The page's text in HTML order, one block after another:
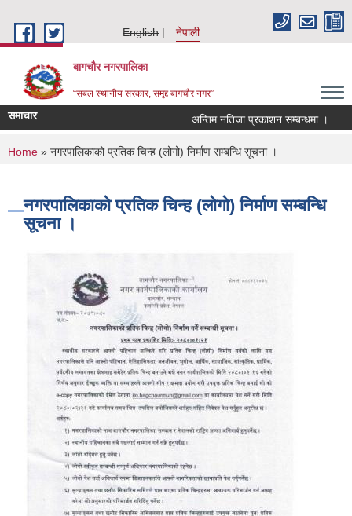
English
नेपाली
बागचौर नगरपालिका
“सबल स्थानीय सरकार, समृद्द बागचौर नगर”
समाचार अन्तिम नतिजा प्रकाशन सम्बन्धमा ।
You are here
Home » नगरपालिकाको प्रतिक चिन्ह (लोगो) निर्माण सम्बन्धि सूचना ।
नगरपालिकाको प्रतिक चिन्ह (लोगो) निर्माण सम्बन्धि
सूचना ।